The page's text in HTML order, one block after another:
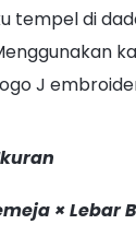
tempel di
J
× Lebar